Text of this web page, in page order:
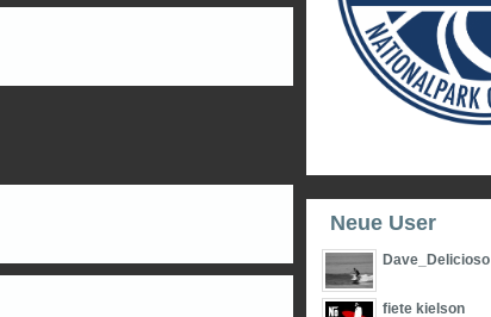
Neue User
Dave_Delicioso
fiete kielson